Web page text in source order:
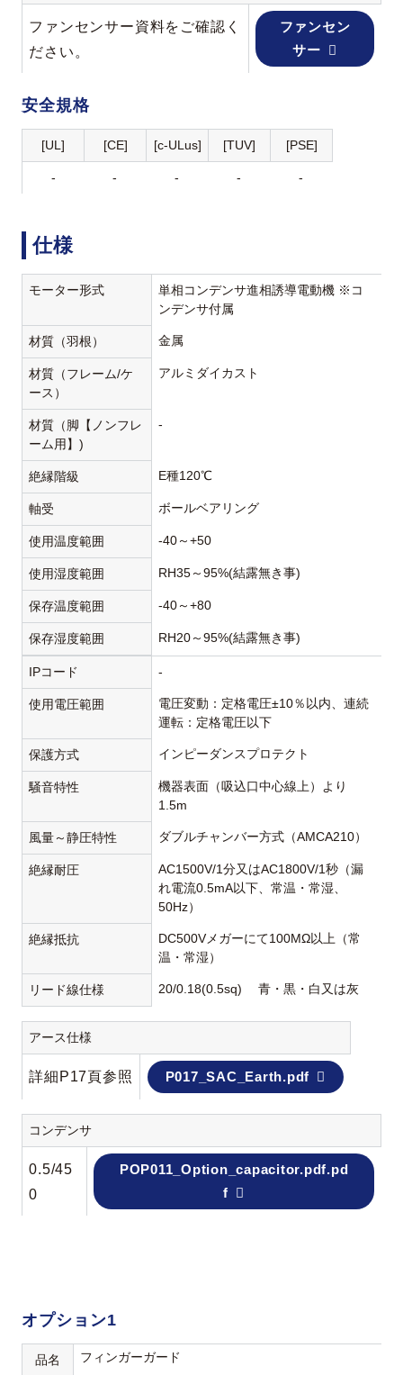
ファンセンサー資料をご確認く
ださい。
ファンセン
サー
安全規格
[UL] [CE] [c-ULus] [TUV] [PSE]
- - - - -
仕様
モーター形式
単相コンデンサ進相誘導電動機 ※コ
ンデンサ付属
材質（羽根） 金属
材質（フレーム/ケ
ース）
アルミダイカスト
材質（脚【ノンフレ
ーム用】)
-
絶縁階級 E種120℃
軸受 ボールベアリング
使用温度範囲 -40～+50
使用湿度範囲 RH35～95%(結露無き事)
保存温度範囲 -40～+80
保存湿度範囲 RH20～95%(結露無き事)
IPコード -
使用電圧範囲
電圧変動：定格電圧±10％以内、連続
運転：定格電圧以下
保護方式 インピーダンスプロテクト
騒音特性
機器表面（吸込口中心線上）より
1.5m
風量～静圧特性 ダブルチャンバー方式（AMCA210）
絶縁耐圧
AC1500V/1分又はAC1800V/1秒（漏
れ電流0.5mA以下、常温・常湿、
50Hz）
絶縁抵抗
DC500Vメガーにて100MΩ以上（常
温・常湿）
リード線仕様 20/0.18(0.5sq) 青・黒・白又は灰
アース仕様
詳細P17頁参照 P017_SAC_Earth.pdf
コンデンサ
0.5/45
0
POP011_Option_capacitor.pdf.pd
f
オプション1
品名 フィンガーガード